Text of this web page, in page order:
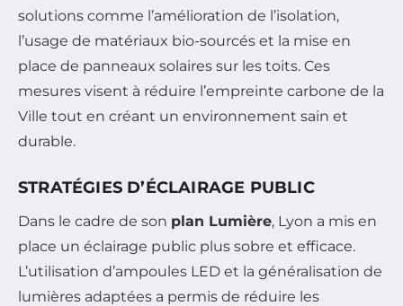
solutions comme l’amélioration de l’isolation,
l’usage de matériaux bio-sourcés et la mise en
place de panneaux solaires sur les toits. Ces
mesures visent à réduire l’empreinte carbone de la
Ville tout en créant un environnement sain et
durable.
STRATÉGIES D’ÉCLAIRAGE PUBLIC
Dans le cadre de son plan Lumière, Lyon a mis en
place un éclairage public plus sobre et efficace.
L’utilisation d’ampoules LED et la généralisation de
lumières adaptées a permis de réduire les